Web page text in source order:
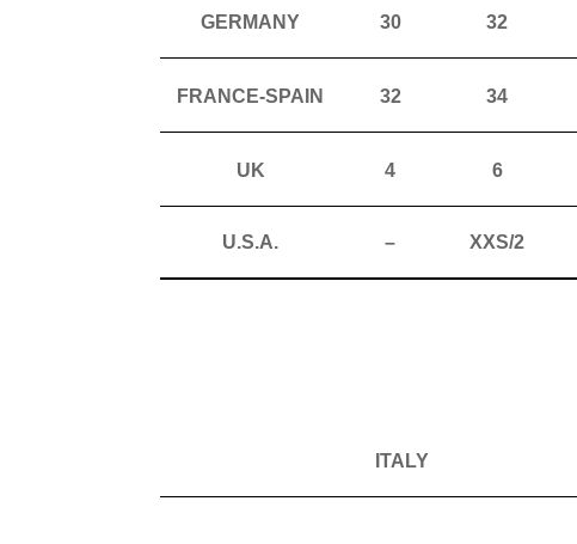
GERMANY 30 32
FRANCE-SPAIN 32 34
UK 4 6
U.S.A. – XXS/2
ITALY